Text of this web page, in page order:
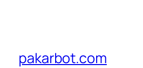
pakarbot.com